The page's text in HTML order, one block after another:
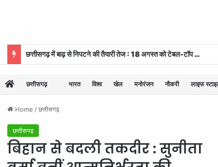
छत्तीसगढ़ में बाढ़ से निपटने की तैयारी तेज : 18 अगस्त को टेबल-टॉप और 20 को होगी मॉक ड्रि
छत्तीसगढ़ भारत विश्व खेल मनोरंजन नौकरी लाइफ
Home /छत्तीसगढ़
छत्तीसगढ़
बिहान से बदली तकदीर : सुनीता